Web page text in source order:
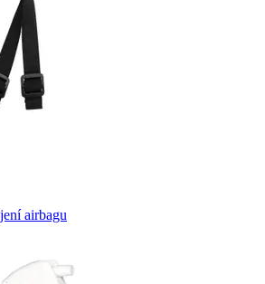
airbagu